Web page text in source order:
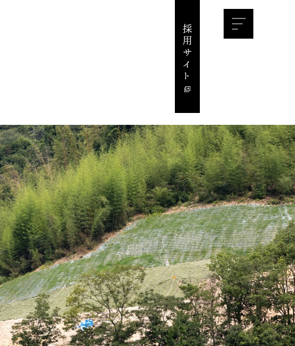
採用サイ
ト
コーポレートサイト
事業紹介
企業案内
実績紹介
お知らせ